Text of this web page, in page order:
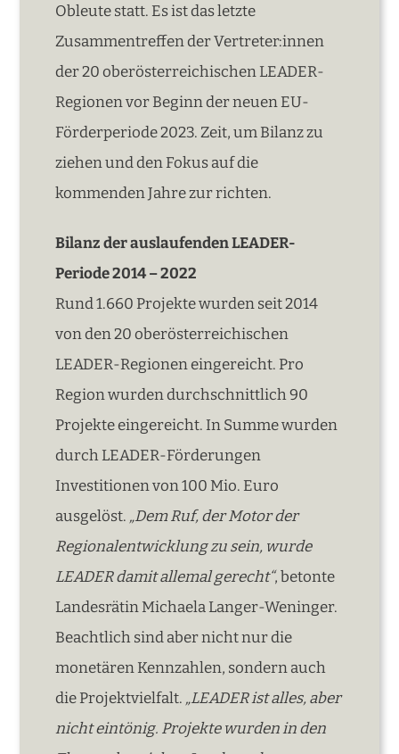
Obleute statt. Es ist das letzte
Zusammentreffen der Vertreter:innen
der 20 oberösterreichischen LEADER-
Regionen vor Beginn der neuen EU-
Förderperiode 2023. Zeit, um Bilanz zu
ziehen und den Fokus auf die
kommenden Jahre zur richten.
Bilanz der auslaufenden LEADER-
Periode 2014 – 2022
Rund 1.660 Projekte wurden seit 2014
von den 20 oberösterreichischen
LEADER-Regionen eingereicht. Pro
Region wurden durchschnittlich 90
Projekte eingereicht. In Summe wurden
durch LEADER-Förderungen
Investitionen von 100 Mio. Euro
ausgelöst. „Dem Ruf, der Motor der
Regionalentwicklung zu sein, wurde
LEADER damit allemal gerecht“, betonte
Landesrätin Michaela Langer-Weninger.
Beachtlich sind aber nicht nur die
monetären Kennzahlen, sondern auch
die Projektvielfalt. „LEADER ist alles, aber
nicht eintönig. Projekte wurden in den